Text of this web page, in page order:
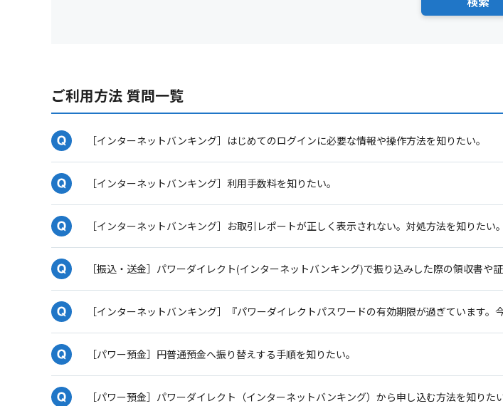
ご利用方法 質問一覧
［インターネットバンキング］はじめてのログインに必要な情報や操作方法を知りたい。
［インターネットバンキング］利用手数料を知りたい。
［インターネットバンキング］お取引レポートが正しく表示されない。対処方法を知りたい。
［振込・送金］パワーダイレクト(インターネットバンキング)で振り込みした際の領収書や
［インターネットバンキング］『パワーダイレクトパスワードの有効期限が過ぎています
［パワー預金］円普通預金へ振り替えする手順を知りたい。
［パワー預金］パワーダイレクト（インターネットバンキング）から申し込む方法を知りたい